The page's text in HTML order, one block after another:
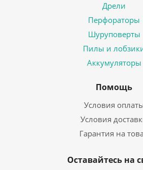
Дрели
Перфораторы
Шуруповерты
Пилы и
Аккумуляторы
Помощь
Условия
Условия
Гарантия на
Оставайтесь на